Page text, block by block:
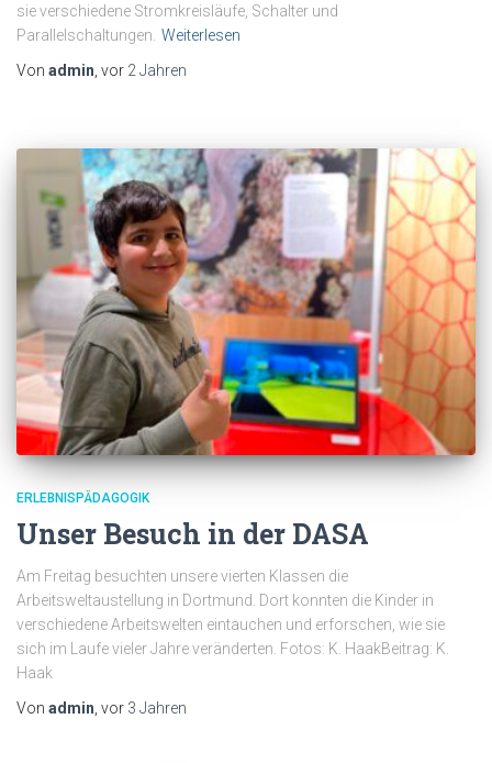
sie verschiedene Stromkreisläufe, Schalter und
Parallelschaltungen. Weiterlesen
Von admin, vor 2 Jahren
ERLEBNISPÄDAGOGIK
Unser Besuch in der DASA
Am Freitag besuchten unsere vierten Klassen die
Arbeitsweltaustellung in Dortmund. Dort konnten die Kinder in
verschiedene Arbeitswelten eintauchen und erforschen, wie sie
sich im Laufe vieler Jahre veränderten. Fotos: K. HaakBeitrag: K.
Haak
Von admin , vor 3 Jahren